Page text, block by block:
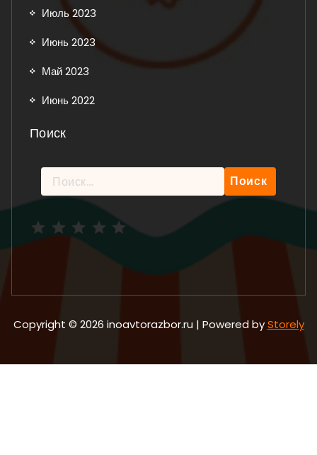
Июль 2023
Июнь 2023
Май 2023
Июнь 2022
Поиск
Найти:
Copyright © 2026 inoavtorazbor.ru | Powered byStorely